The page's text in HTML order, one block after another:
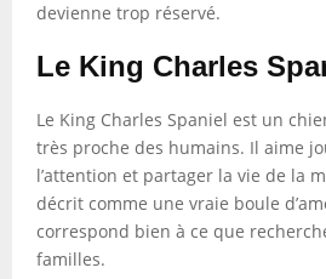
devienne trop réservé.
Le King Charles
Le King Charles Spaniel est un
très proche des humains. Il aime
l’attention et partager la vie de la
décrit comme une vraie boule
correspond bien à ce que
familles.